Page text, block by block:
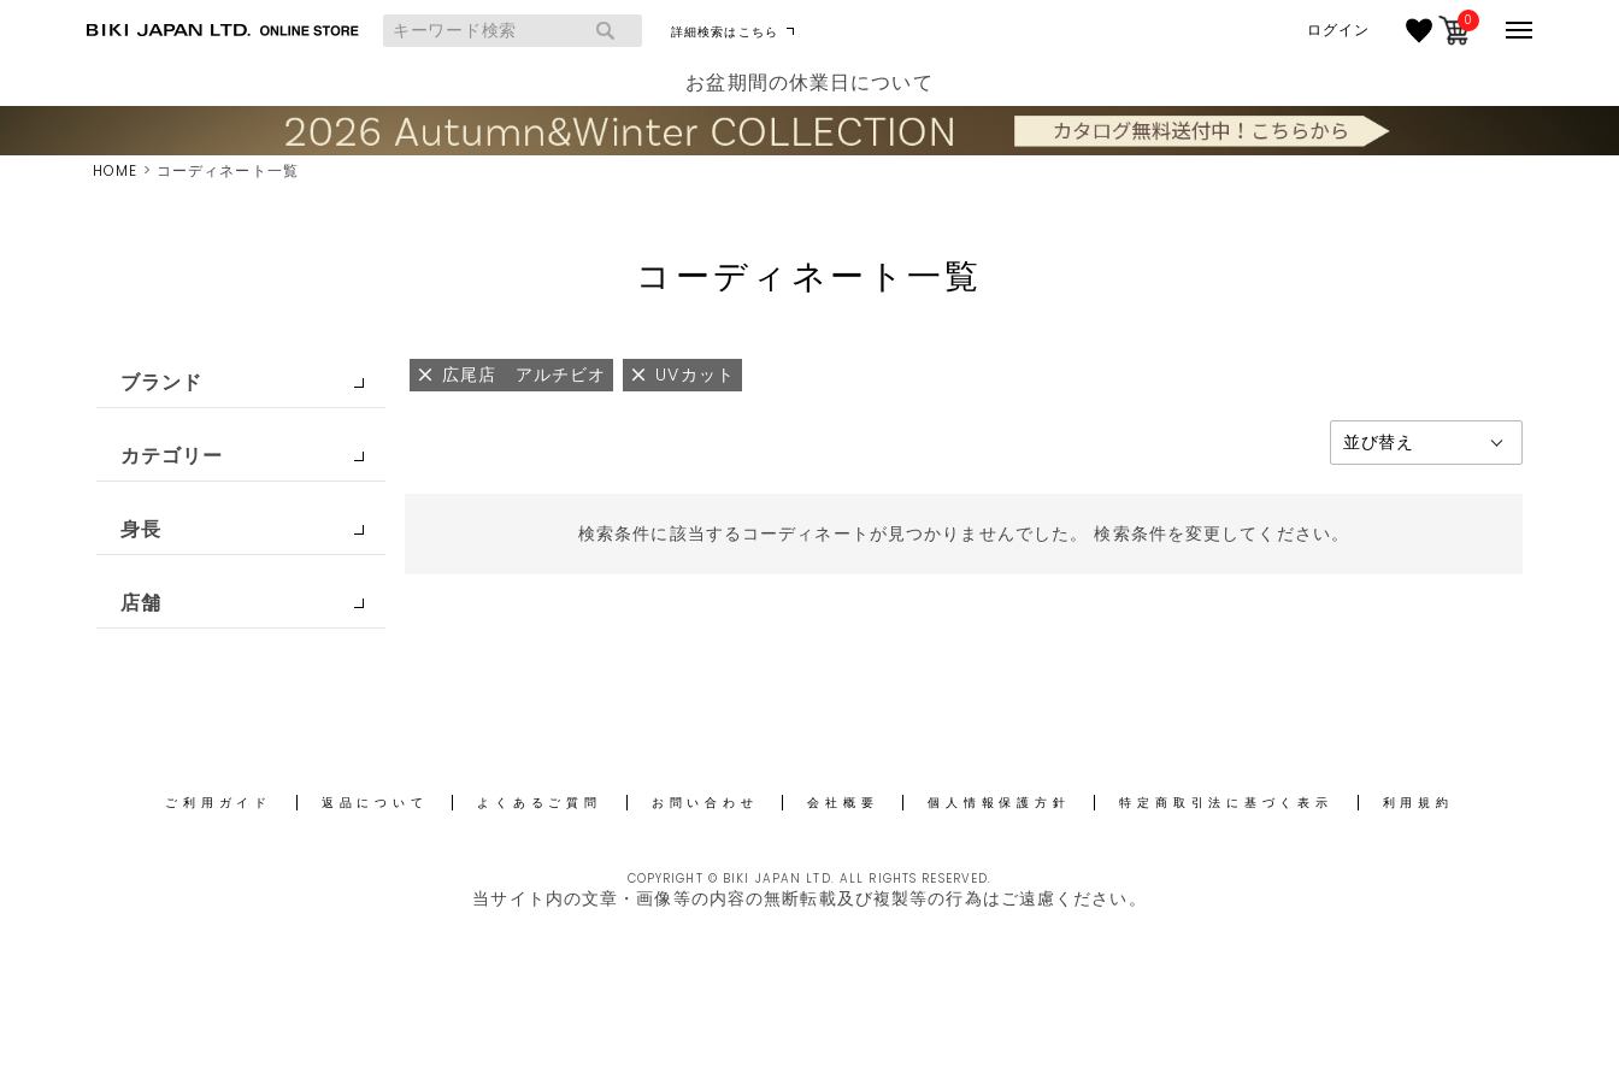
詳細検索はこちら ログイン 0
お盆期間の休業日について
HOME コーディネート一覧
コーディネート一覧
ブランド
カテゴリー
身長
店舗
広尾店 アルチビオ UVカット
検索条件に該当するコーディネートが見つかりませんでした。 検索条件を変更してください。
ご利用ガイド 返品について よくあるご質問 お問い合わせ 会社概要 個人情報保護方針 特定商取引法に基づく表示 利用規約
COPYRIGHT © BIKI JAPAN LTD. ALL RIGHTS RESERVED.
当サイト内の文章・画像等の内容の無断転載及び複製等の行為はご遠慮ください。